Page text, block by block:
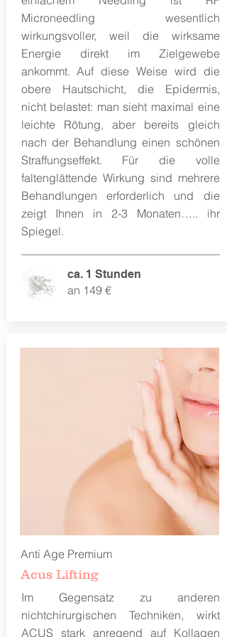
Microneedling wesentlich
wirkungsvoller, weil die wirksame
Energie direkt im Zielgewebe
ankommt. Auf diese Weise wird die
obere Hautschicht, die Epidermis,
nicht belastet: man sieht maximal eine
leichte Rötung, aber bereits gleich
nach der Behandlung einen schönen
Straffungseffekt. Für die volle
faltenglättende Wirkung sind mehrere
Behandlungen erforderlich und die
zeigt Ihnen in 2-3 Monaten….. ihr
Spiegel.
an 149 €
ca. 1 Stunden
Anti Age Premium
Acus Lifting
Im Gegensatz zu anderen
nichtchirurgischen Techniken, wirkt
ACUS stark anregend auf Kollagen